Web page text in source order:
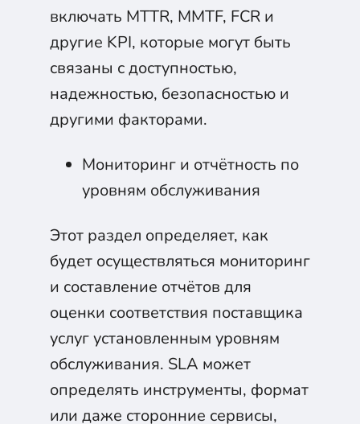
включать MTTR, MMTF, FCR и
другие KPI, которые могут быть
связаны с доступностью,
надежностью, безопасностью и
другими факторами.
Мониторинг и отчётность по
уровням обслуживания
Этот раздел определяет, как
будет осуществляться мониторинг
и составление отчётов для
оценки соответствия поставщика
услуг установленным уровням
обслуживания. SLA может
определять инструменты, формат
или даже сторонние сервисы,